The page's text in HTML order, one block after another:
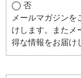
否
メールマガジン
けします。またメ
得な情報をお届け